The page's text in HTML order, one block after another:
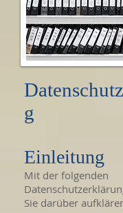
g
Einleitung
Mit der folgenden
Sie darüber